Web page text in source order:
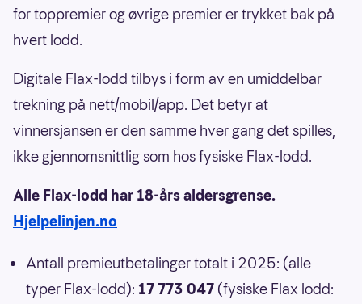
for toppremier og øvrige premier er trykket bak på
hvert lodd.
Digitale Flax-lodd tilbys i form av en umiddelbar
trekning på nett/mobil/app. Det betyr at
vinnersjansen er den samme hver gang det spilles,
ikke gjennomsnittlig som hos fysiske Flax-lodd.
Alle Flax-lodd har 18-års aldersgrense.
Hjelpelinjen.no
Antall premieutbetalinger totalt i 2025: (alle
typer Flax-lodd): 17 773 047 (fysiske Flax lodd: